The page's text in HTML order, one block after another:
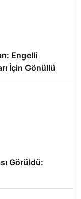
Engelli
İçin Gönüllü
Görüldü: